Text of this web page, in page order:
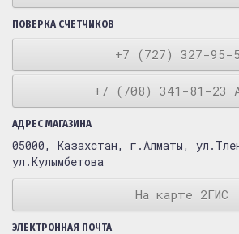
ПОВЕРКА СЧЕТЧИКОВ
+7 (727) 327-95-
+7 (708) 341-81-23
АДРЕС МАГАЗИНА
05000, Казахстан, г.Алматы,
ул.Кулымбетова
На карте 2ГИС
ЭЛЕКТРОННАЯ ПОЧТА